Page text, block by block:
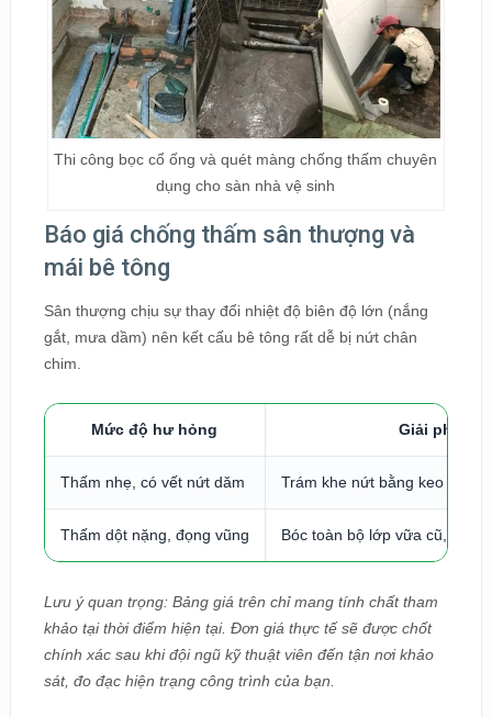
Thi công bọc cổ ống và quét màng chống thấm chuyên
dụng cho sàn nhà vệ sinh
Báo giá chống thấm sân thượng và
mái bê tông
Sân thượng chịu sự thay đổi nhiệt độ biên độ lớn (nắng
gắt, mưa dầm) nên kết cấu bê tông rất dễ bị nứt chân
chim.
Mức độ hư hỏng Giải pháp
Thấm nhẹ, có vết nứt dăm Trám khe nứt bằng keo
Thấm dột nặng, đọng vũng Bóc toàn bộ lớp vữa cũ, khò
Lưu ý quan trọng: Bảng giá trên chỉ mang tính chất tham
khảo tại thời điểm hiện tại. Đơn giá thực tế sẽ được chốt
chính xác sau khi đội ngũ kỹ thuật viên đến tận nơi khảo
sát, đo đạc hiện trạng công trình của bạn.